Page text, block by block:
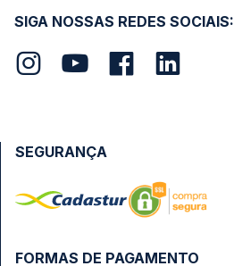
SIGA NOSSAS REDES SOCIAIS:
FORMAS DE PAGAMENTO
SEGURANÇA